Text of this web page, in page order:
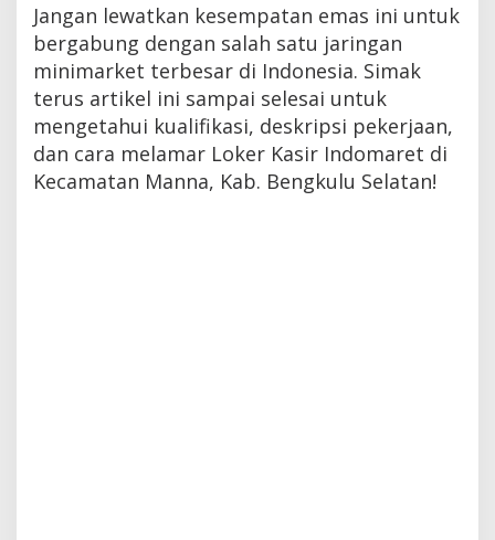
Jangan lewatkan kesempatan emas ini untuk
bergabung dengan salah satu jaringan
minimarket terbesar di Indonesia. Simak
terus artikel ini sampai selesai untuk
mengetahui kualifikasi, deskripsi pekerjaan,
dan cara melamar Loker Kasir Indomaret di
Kecamatan Manna, Kab. Bengkulu Selatan!